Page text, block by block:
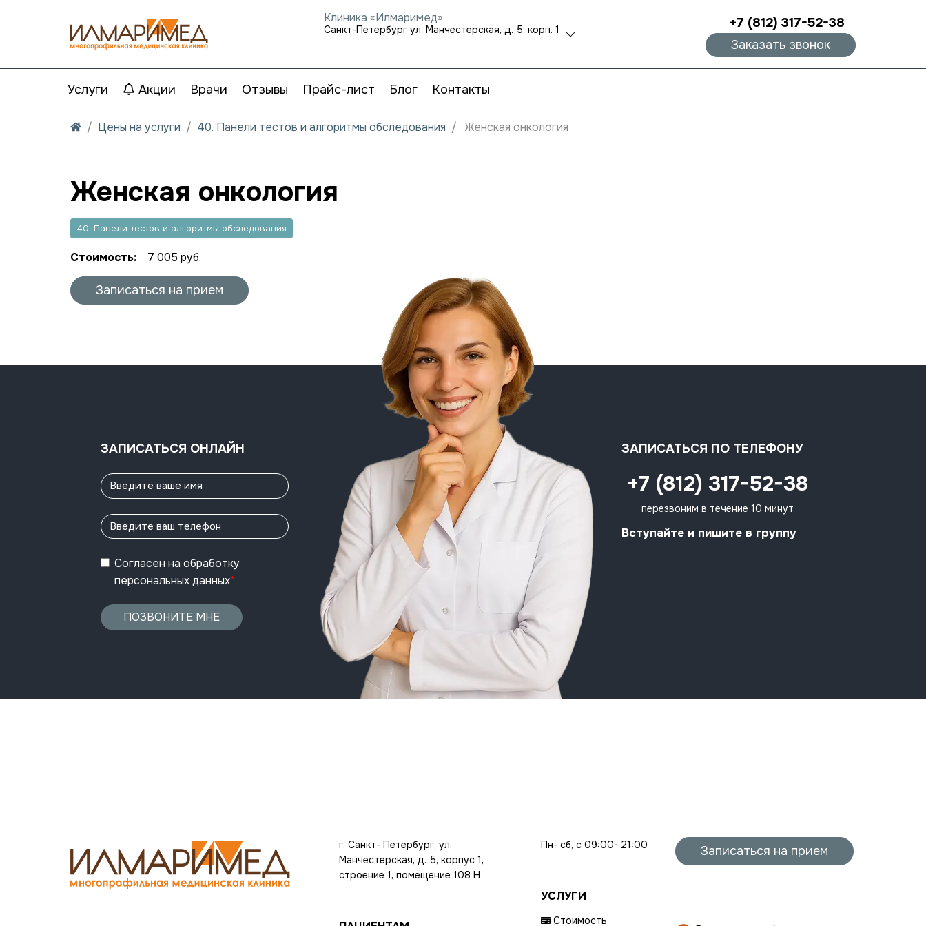
Клиника «Илмаримед»
Санкт-Петербург ул. Манчестерская, д. 5, корп. 1 +7 (812) 317-52-38
Заказать звонок
Услуги Акции Врачи Отзывы Прайс-лист Блог Контакты
Цены на услуги 40. Панели тестов и алгоритмы обследования Женская онкология
Женская онкология
40. Панели тестов и алгоритмы обследования
Стоимость: 7 005 руб.
Записаться на прием
ЗАПИСАТЬСЯ ОНЛАЙН
Согласен на обработку
персональных данных*
ПОЗВОНИТЕ МНЕ
ЗАПИСАТЬСЯ ПО ТЕЛЕФОНУ
+7 (812) 317-52-38
перезвоним в течение 10 минут
Вступайте и пишите в группу
г. Санкт- Петербург, ул.
Манчестерская, д. 5, корпус 1,
строение 1, помещение 108 Н
Пн- сб, с 09:00- 21:00
УСЛУГИ
Стоимость
Записаться на прием